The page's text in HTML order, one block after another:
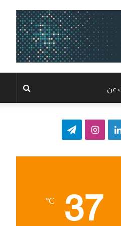
ت
ق
ت
ر
37
℃